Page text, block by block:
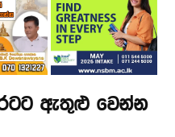
ඇතුළු වෙන්න